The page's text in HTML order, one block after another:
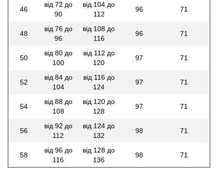
46
від 72 до
90
від 104 до
112
96 71
48
від 76 до
96
від 108 до
116
96 71
50
від 80 до
100
від 112 до
120
97 71
52
від 84 до
104
від 116 до
124
97 71
54
від 88 до
108
від 120 до
128
97 71
56
від 92 до
112
від 124 до
132
98 71
58
від 96 до
116
від 128 до
136
98 71